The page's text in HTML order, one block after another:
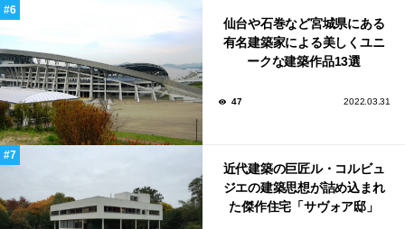
仙台や石巻など宮城県にある
有名建築家による美しくユニ
ークな建築作品13選
47 2022.03.31
近代建築の巨匠ル・コルビュ
ジエの建築思想が詰め込まれ
た傑作住宅「サヴォア邸」